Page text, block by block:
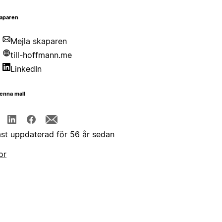
Mejla skaparen
till-hoffmann.me
LinkedIn
mall
uppdaterad för 56 år sedan